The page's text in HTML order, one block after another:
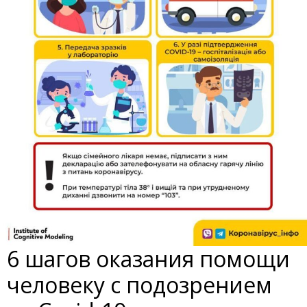
6 шагов оказания помощи
человеку с подозрением